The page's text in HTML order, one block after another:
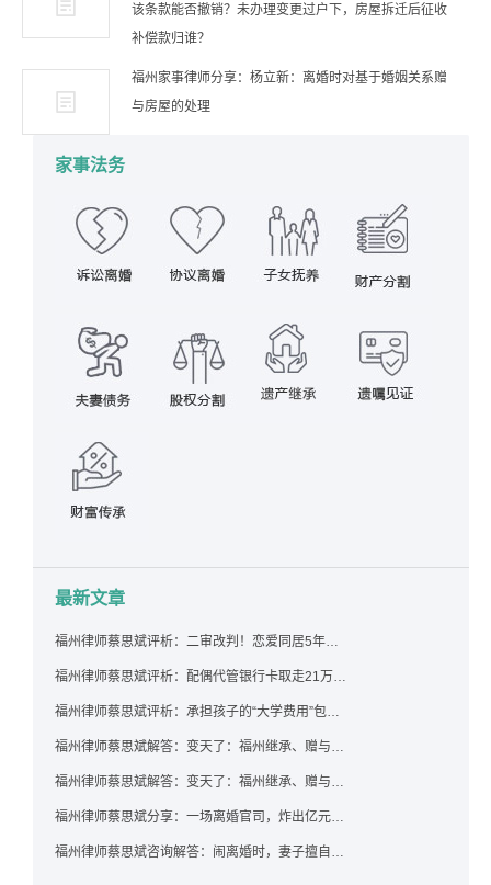
该条款能否撤销？未办理变更过户下，房屋拆迁后征收
补偿款归谁？
福州家事律师分享：杨立新：离婚时对基于婚姻关系赠
与房屋的处理
家事法务
最新文章
福州律师蔡思斌评析：二审改判！恋爱同居5年为女友买车，分手后能要回吗？
福州律师蔡思斌评析：配偶代管银行卡取走21万，离婚后这笔钱还要得回来吗？
福州律师蔡思斌评析：承担孩子的“大学费用”包括高额留学费用吗？
福州律师蔡思斌解答：变天了：福州继承、赠与房产转让要收20%个税？福州国税官方回复来了！
福州律师蔡思斌解答：变天了：福州继承、赠与房产转让要收20%个税？福州国税官方回答来了！
福州律师蔡思斌分享：一场离婚官司，炸出亿元“糊涂账”：本想分割家产，结果“自爆”了家底
福州律师蔡思斌咨询解答：闹离婚时，妻子擅自带走孩子并阻止其上学，违法吗？该如何维权？